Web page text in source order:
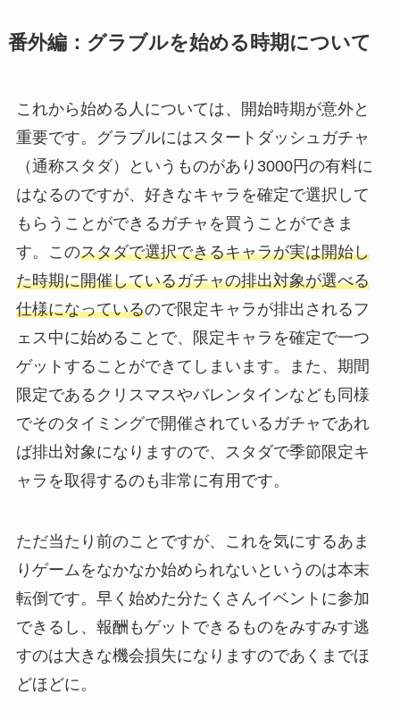
番外編：グラブルを始める時期について
これから始める人については、開始時期が意外と
重要です。グラブルにはスタートダッシュガチャ
（通称スタダ）というものがあり3000円の有料に
はなるのですが、好きなキャラを確定で選択して
もらうことができるガチャを買うことができま
す。このスタダで選択できるキャラが実は開始し
た時期に開催しているガチャの排出対象が選べる
仕様になっているので限定キャラが排出されるフ
ェス中に始めることで、限定キャラを確定で一つ
ゲットすることができてしまいます。また、期間
限定であるクリスマスやバレンタインなども同様
でそのタイミングで開催されているガチャであれ
ば排出対象になりますので、スタダで季節限定キ
ャラを取得するのも非常に有用です。
ただ当たり前のことですが、これを気にするあま
りゲームをなかなか始められないというのは本末
転倒です。早く始めた分たくさんイベントに参加
できるし、報酬もゲットできるものをみすみす逃
すのは大きな機会損失になりますのであくまでほ
どほどに。